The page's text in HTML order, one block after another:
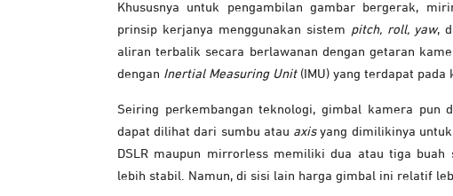
Khususnya untuk pengambilan gambar bergerak,
prinsip kerjanya menggunakan sistem pitch, roll, yaw,
aliran terbalik secara berlawanan dengan getaran
dengan Inertial Measuring Unit (IMU) yang terdapat pada
Seiring perkembangan teknologi, gimbal kamera pun
dapat dilihat dari sumbu atau axisyang dimilikinya
DSLR maupun mirrorless memiliki dua atau tiga buah
lebih stabil. Namun, di sisi lain harga gimbal ini relatif